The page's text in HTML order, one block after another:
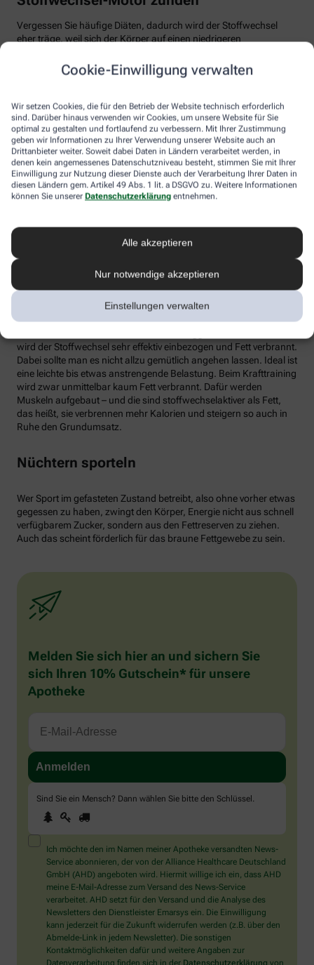
Cookie-Einwilligung verwalten
Wir setzen Cookies, die für den Betrieb der Website technisch erforderlich
sind. Darüber hinaus verwenden wir Cookies, um unsere Website für Sie
optimal zu gestalten und fortlaufend zu verbessern. Mit Ihrer Zustimmung
geben wir Informationen zu Ihrer Verwendung unserer Website auch an
Drittanbieter weiter. Soweit dabei Daten in Ländern verarbeitet werden, in
denen kein angemessenes Datenschutzniveau besteht, stimmen Sie mit Ihrer
Einwilligung zur Nutzung dieser Dienste auch der Verarbeitung Ihrer Daten in
diesen Ländern gem. Artikel 49 Abs. 1 lit. a DSGVO zu. Weitere Informationen
können Sie unserer Datenschutzerklärung entnehmen.
Alle akzeptieren
Nur notwendige akzeptieren
Einstellungen verwalten
Vergessen Sie häufige Diäten, dadurch wird der Stoffwechsel
eher träge, weil sich der Körper auf einen niedrigeren
vom Speiseplan gestrichen werden. Studien zeigen, dass der
Körper bei der Verarbeitung von hochverarbeiteten Lebensmitteln
Tim Hollstein rät zu einer proteinreichen Ernährung (Vorsicht bei
Vorerkrankungen wie Nierenleiden!). Denn Proteine sind nicht nur
gut für den Muskelaufbau, der Körper benötigt auch viel Energie,
um Eiweiß abzubauen. Das regt den Stoffwechsel an. Proteine
stecken vor allem in magerem Fleisch, Fisch und Milchprodukten
wie Quark und Skyr. Auch sogenannte thermogene Lebensmittel
wie Chilis oder Ingwer können das braune Fettgewebe aktivieren
In Bewegung kommen
Der richtige Mix macht’s
Ohne regelmäßige Bewegung purzeln die Pfunde meistens nicht.
Besonders Ausdauersport kann laut Forschern die Umwandlung
von weißen Fettzellen in braunes Fett begünstigen und dessen
wird der Stoffwechsel sehr effektiv einbezogen und Fett verbrannt.
Dabei sollte man es nicht allzu gemütlich angehen lassen. Ideal ist
eine leichte bis etwas anstrengende Belastung. Beim Krafttraining
wird zwar unmittelbar kaum Fett verbrannt. Dafür werden
Muskeln aufgebaut – und die sind stoffwechselaktiver als Fett,
das heißt, sie verbrennen mehr Kalorien und steigern so auch in
Ruhe den Grundumsatz.
Nüchtern sporteln
Wer Sport im gefasteten Zustand betreibt, also ohne vorher etwas
gegessen zu haben, zwingt den Körper, Energie nicht aus schnell
verfügbarem Zucker, sondern aus den Fettreserven zu ziehen.
Auch das scheint förderlich für das braune Fettgewebe zu sein.
Melden Sie sich hier an und sichern Sie
sich Ihren 10% Gutschein* für unsere
Apotheke
Sind Sie ein Mensch? Dann wählen Sie bitte den Schlüssel
Sind
Sie
ein
Mensch?
Dann
wählen
Sie
bitte
den
Schlüssel.
1 2
Ich möchte den im Namen meiner Apotheke versandten News-
Service abonnieren, der von der Alliance Healthcare Deutschland
GmbH (AHD) angeboten wird. Hiermit willige ich ein, dass AHD
meine E-Mail-Adresse zum Versand des News-Service
verarbeitet. AHD setzt für den Versand und die Analyse des
Newsletters den Dienstleister Emarsys ein. Die Einwilligung
kann jederzeit für die Zukunft widerrufen werden (z.B. über den
Abmelde-Link in jedem Newsletter). Die sonstigen
Kontaktmöglichkeiten dafür und weitere Angaben zur
Datenverarbeitung finden sich in der Datenschutzerklärung von